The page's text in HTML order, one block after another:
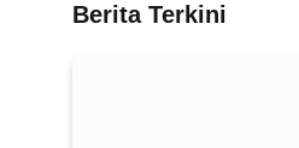
Berita Terkini